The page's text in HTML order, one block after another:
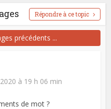
Répondre à ce topic
précédents ...
à 19 h 06 min
de mot ?